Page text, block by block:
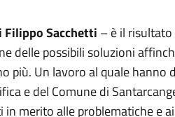
Filippo Sacchetti – è il
delle possibili soluzioni
più. Un lavoro al quale hanno
e del Comune di
merito alle problematiche e ai